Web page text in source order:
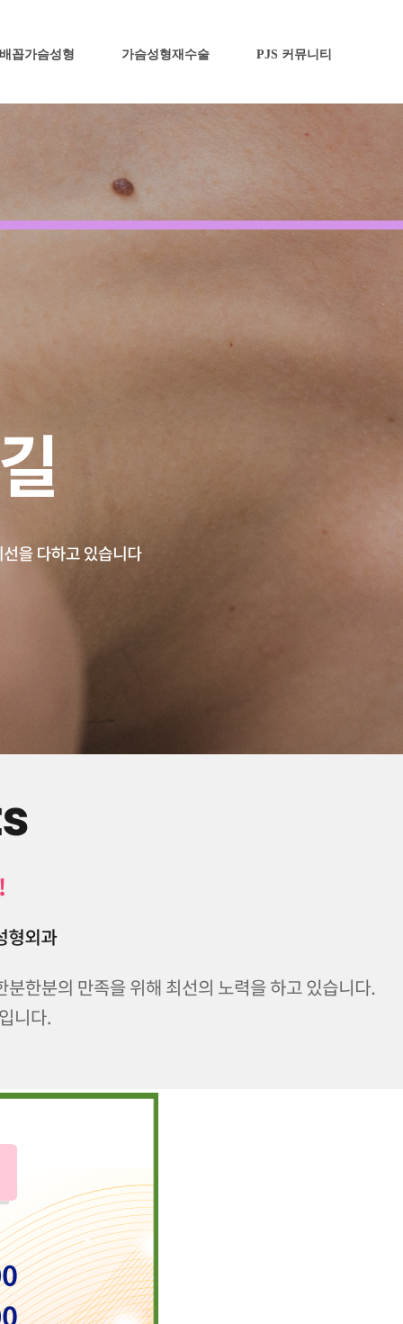
배꼽가슴성형 가슴성형재수술 PJS 커뮤니티